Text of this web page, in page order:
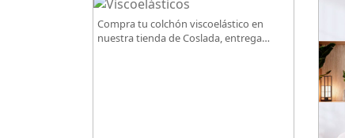
Compra tu colchón viscoelástico en
nuestra tienda de Coslada, entrega